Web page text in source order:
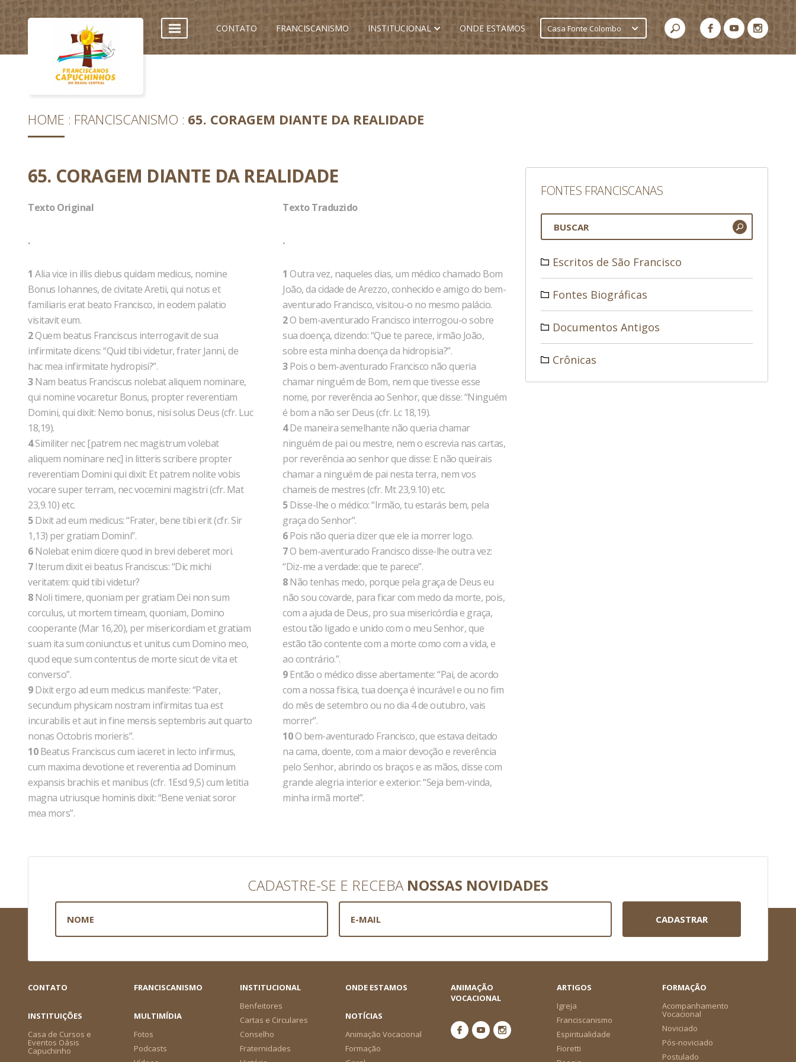
CONTATO FRANCISCANISMO INSTITUCIONAL ONDE ESTAMOS Casa Fonte Colombo
HOME FRANCISCANISMO 65. CORAGEM DIANTE DA REALIDADE
65. CORAGEM DIANTE DA REALIDADE
Texto Original
.
1 Alia vice in illis diebus quidam medicus, nomine
Bonus Iohannes, de civitate Aretii, qui notus et
familiaris erat beato Francisco, in eodem palatio
visitavit eum.
2Quem beatus Franciscus interrogavit de sua
infirmitate dicens: “Quid tibi videtur, frater Janni, de
hac mea infirmitate hydropisi?”.
3Nam beatus Franciscus nolebat aliquem nominare,
qui nomine vocaretur Bonus, propter reverentiam
Domini, qui dixit: Nemo bonus, nisi solus Deus (cfr. Luc
18,19).
4Similiter nec [patrem nec magistrum volebat
aliquem nominare nec] in litteris scribere propter
reverentiam Domini qui dixit: Et patrem nolite vobis
vocare super terram, nec vocemini magistri (cfr. Mat
23,9.10) etc.
5Dixit ad eum medicus: “Frater, bene tibi erit (cfr. Sir
1,13) per gratiam Domini”.
6Nolebat enim dicere quod in brevi deberet mori.
7Iterum dixit ei beatus Franciscus: “Dic michi
veritatem: quid tibi videtur?
8Noli timere, quoniam per gratiam Dei non sum
corculus, ut mortem timeam, quoniam, Domino
cooperante (Mar 16,20), per misericordiam et gratiam
suam ita sum coniunctus et unitus cum Domino meo,
quod eque sum contentus de morte sicut de vita et
converso”.
9Dixit ergo ad eum medicus manifeste: “Pater,
secundum physicam nostram infirmitas tua est
incurabilis et aut in fine mensis septembris aut quarto
nonas Octobris morieris”.
10Beatus Franciscus cum iaceret in lecto infirmus,
cum maxima devotione et reverentia ad Dominum
expansis brachiis et manibus (cfr. 1Esd 9,5) cum letitia
magna utriusque hominis dixit: “Bene veniat soror
mea mors”.
Texto Traduzido
.
1 Outra vez, naqueles dias, um médico chamado Bom
João, da cidade de Arezzo, conhecido e amigo do bem-
aventurado Francisco, visitou-o no mesmo palácio.
2O bem-aventurado Francisco interrogou-o sobre
sua doença, dizendo: “Que te parece, irmão João,
sobre esta minha doença da hidropisia?”.
3Pois o bem-aventurado Francisco não queria
chamar ninguém de Bom, nem que tivesse esse
nome, por reverência ao Senhor, que disse: “Ninguém
é bom a não ser Deus (cfr. Lc 18,19).
4De maneira semelhante não queria chamar
ninguém de pai ou mestre, nem o escrevia nas cartas,
por reverência ao senhor que disse: E não queirais
chamar a ninguém de pai nesta terra, nem vos
chameis de mestres (cfr. Mt 23,9.10) etc.
5Disse-lhe o médico: “Irmão, tu estarás bem, pela
graça do Senhor”.
6Pois não queria dizer que ele ia morrer logo.
7O bem-aventurado Francisco disse-lhe outra vez:
“Diz-me a verdade: que te parece”.
8Não tenhas medo, porque pela graça de Deus eu
não sou covarde, para ficar com medo da morte, pois,
com a ajuda de Deus, pro sua misericórdia e graça,
estou tão ligado e unido com o meu Senhor, que
estão tão contente com a morte como com a vida, e
ao contrário.”.
9Então o médico disse abertamente: “Pai, de acordo
com a nossa física, tua doença é incurável e ou no fim
do mês de setembro ou no dia 4 de outubro, vais
morrer”.
10O bem-aventurado Francisco, que estava deitado
na cama, doente, com a maior devoção e reverência
pelo Senhor, abrindo os braços e as mãos, disse com
grande alegria interior e exterior: “Seja bem-vinda,
minha irmã morte!”.
FONTES FRANCISCANAS
Escritos de São Francisco
Fontes Biográficas
Documentos Antigos
Crônicas
CADASTRE-SE E RECEBA NOSSAS NOVIDADES
CADASTRAR
CONTATO FRANCISCANISMO
INSTITUCIONAL
Benfeitores
Cartas e Circulares
Conselho
Fraternidades
ONDE ESTAMOS
ANIMAÇÃO
VOCACIONAL
ARTIGOS
Igreja
Franciscanismo
Espiritualidade
Fioretti
FORMAÇÃO
Acompanhamento
Vocacional
Noviciado
Pós-noviciado
Postulado
INSTITUIÇÕES
Casa de Cursos e
Eventos Oásis
Capuchinho
MULTIMÍDIA
Fotos
Podcasts
NOTÍCIAS
Animação Vocacional
Formação